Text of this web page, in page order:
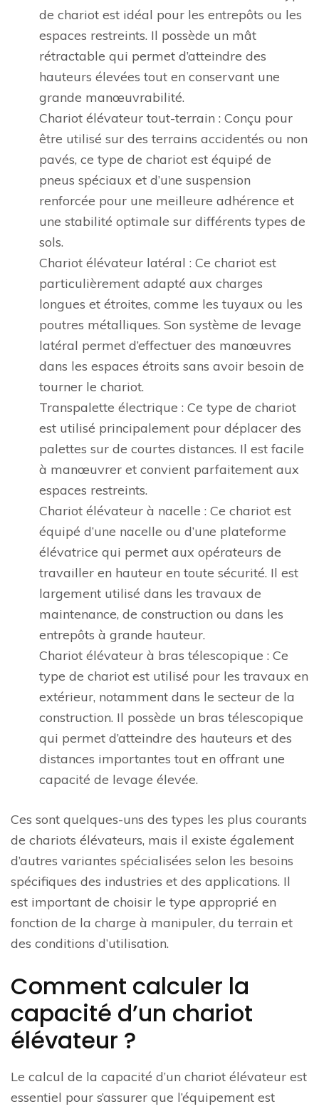
de chariot est idéal pour les entrepôts ou les
espaces restreints. Il possède un mât
rétractable qui permet d’atteindre des
hauteurs élevées tout en conservant une
grande manœuvrabilité.
Chariot élévateur tout-terrain : Conçu pour
être utilisé sur des terrains accidentés ou non
pavés, ce type de chariot est équipé de
pneus spéciaux et d’une suspension
renforcée pour une meilleure adhérence et
une stabilité optimale sur différents types de
sols.
Chariot élévateur latéral : Ce chariot est
particulièrement adapté aux charges
longues et étroites, comme les tuyaux ou les
poutres métalliques. Son système de levage
latéral permet d’effectuer des manœuvres
dans les espaces étroits sans avoir besoin de
tourner le chariot.
Transpalette électrique : Ce type de chariot
est utilisé principalement pour déplacer des
palettes sur de courtes distances. Il est facile
à manœuvrer et convient parfaitement aux
espaces restreints.
Chariot élévateur à nacelle : Ce chariot est
équipé d’une nacelle ou d’une plateforme
élévatrice qui permet aux opérateurs de
travailler en hauteur en toute sécurité. Il est
largement utilisé dans les travaux de
maintenance, de construction ou dans les
entrepôts à grande hauteur.
Chariot élévateur à bras télescopique : Ce
type de chariot est utilisé pour les travaux en
extérieur, notamment dans le secteur de la
construction. Il possède un bras télescopique
qui permet d’atteindre des hauteurs et des
distances importantes tout en offrant une
capacité de levage élevée.
Ces sont quelques-uns des types les plus courants
de chariots élévateurs, mais il existe également
d’autres variantes spécialisées selon les besoins
spécifiques des industries et des applications. Il
est important de choisir le type approprié en
fonction de la charge à manipuler, du terrain et
des conditions d’utilisation.
Comment calculer la
capacité d’un chariot
élévateur ?
Le calcul de la capacité d’un chariot élévateur est
essentiel pour s’assurer que l’équipement est